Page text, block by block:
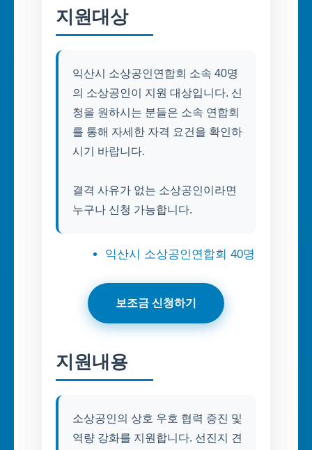
지원대상
익산시 소상공인연합회 소속 40명
의 소상공인이 지원 대상입니다. 신
청을 원하시는 분들은 소속 연합회
를 통해 자세한 자격 요건을 확인하
시기 바랍니다.
결격 사유가 없는 소상공인이라면
누구나 신청 가능합니다.
익산시 소상공인연합회 40명
보조금 신청하기
지원내용
소상공인의 상호 우호 협력 증진 및
역량 강화를 지원합니다. 선진지 견